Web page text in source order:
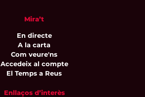
Mira’t
En directe
A la carta
Com veure'ns
Accedeix al compte
El Temps a Reus
Enllaços d’interès